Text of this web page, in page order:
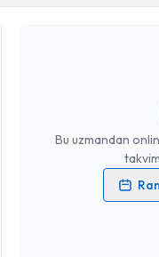
Takvim
Bu uzmandan
Kişisel verilerimin